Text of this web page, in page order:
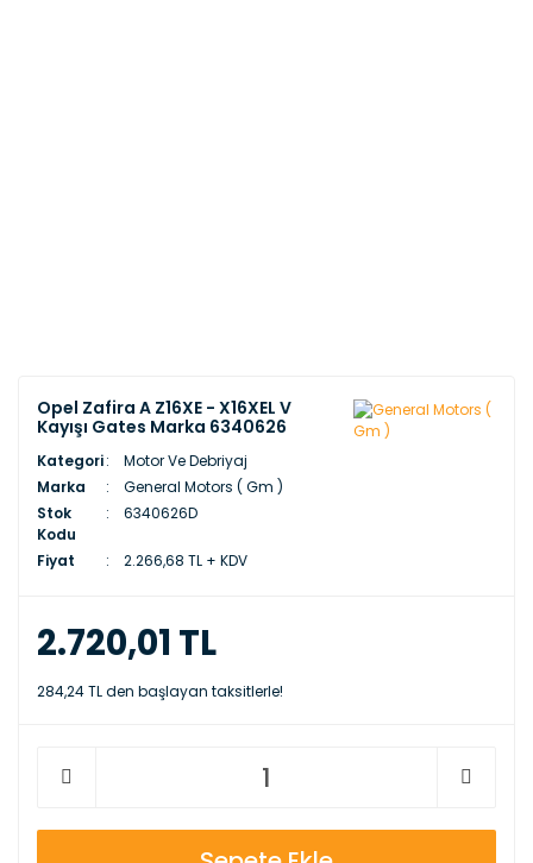
Opel Zafira A Z16XE - X16XEL V
Kayışı Gates Marka 6340626
Kategori
Motor Ve Debriyaj
Marka
General Motors ( Gm )
Stok
Kodu
6340626D
Fiyat 2.266,68 TL + KDV
2.720,01 TL
284,24 TL den başlayan taksitlerle!